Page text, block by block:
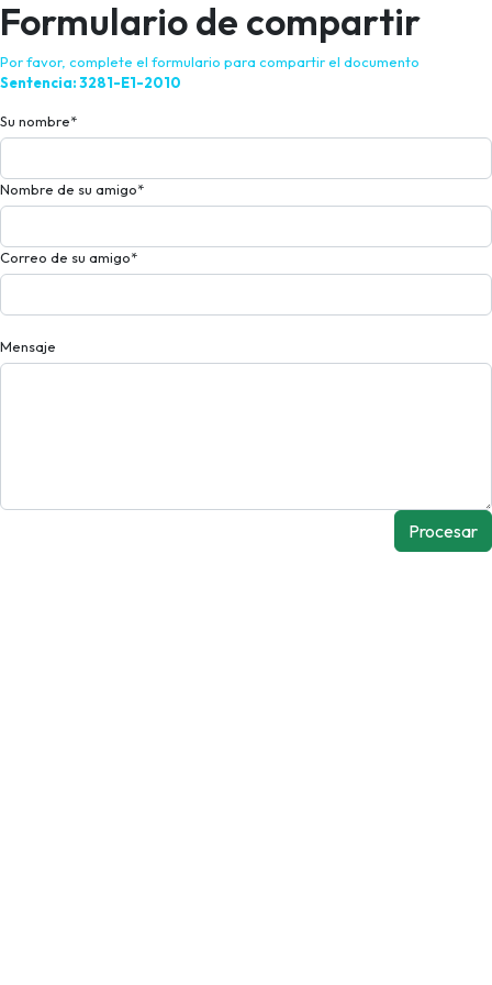
Formulario de compartir
Por favor, complete el formulario para compartir el documento
Sentencia: 3281-E1-2010
Su nombre*
Nombre de su amigo*
Correo de su amigo*
Mensaje